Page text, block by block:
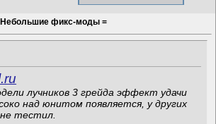
Небольшие фикс-моды =
лучников 3 грейда эффект удачи
над юнитом появляется, у других
тестил.